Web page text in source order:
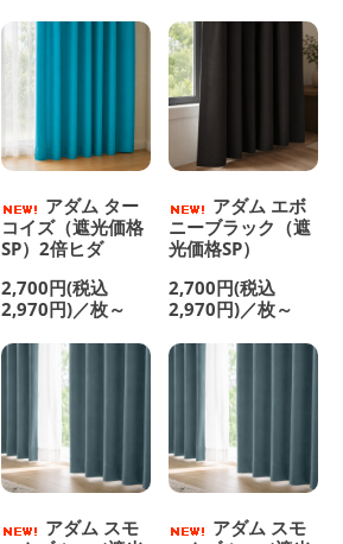
アダム ター
コイズ（遮光価格
SP）2倍ヒダ
2,700円(税込
2,970円)／枚～
アダム エボ
ニーブラック（遮
光価格SP）
2,700円(税込
2,970円)／枚～
アダム スモ
アダム スモ